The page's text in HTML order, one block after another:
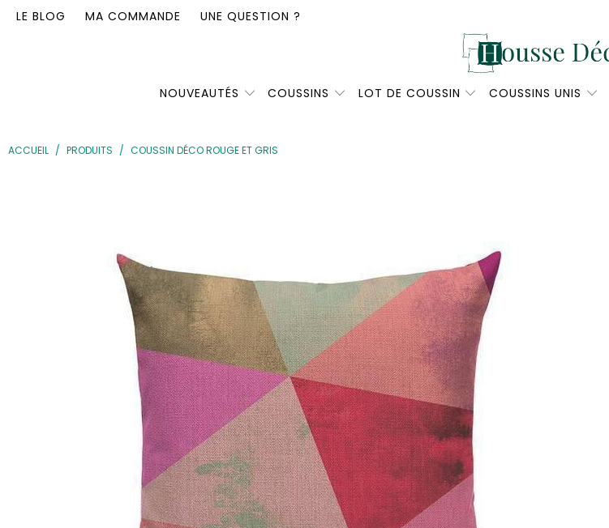
LE BLOG MA COMMANDE UNE QUESTION ?
NOUVEAUTÉS COUSSINS LOT DE COUSSIN COUSSINS UNIS
ACCUEIL / PRODUITS / COUSSIN DÉCO ROUGE ET GRIS